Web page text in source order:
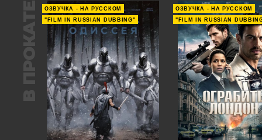
В ПРОКАТЕ
ОЗВУЧКА - НА РУССКОМ
"FILM IN RUSSIAN DUBBING"
ОЗВУЧКА - НА РУССКОМ
"FILM IN RUSSIAN